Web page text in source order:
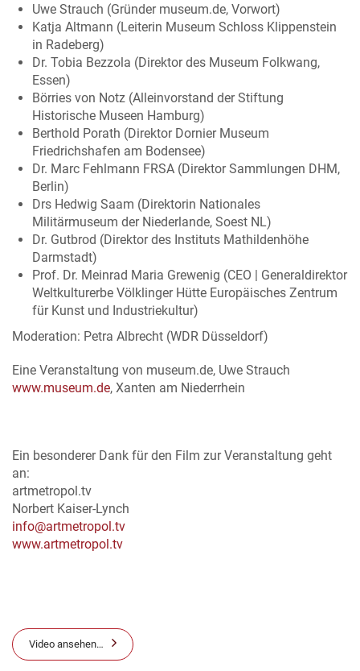
Uwe Strauch (Gründer museum.de, Vorwort)
Katja Altmann (Leiterin Museum Schloss Klippenstein
in Radeberg)
Dr. Tobia Bezzola (Direktor des Museum Folkwang,
Essen)
Börries von Notz (Alleinvorstand der Stiftung
Historische Museen Hamburg)
Berthold Porath (Direktor Dornier Museum
Friedrichshafen am Bodensee)
Dr. Marc Fehlmann FRSA (Direktor Sammlungen DHM,
Berlin)
Drs Hedwig Saam (Direktorin Nationales
Militärmuseum der Niederlande, Soest NL)
Dr. Gutbrod (Direktor des Instituts Mathildenhöhe
Darmstadt)
Prof. Dr. Meinrad Maria Grewenig (CEO | Generaldirektor
Weltkulturerbe Völklinger Hütte Europäisches Zentrum
für Kunst und Industriekultur)
Moderation: Petra Albrecht (WDR Düsseldorf)
Eine Veranstaltung von museum.de, Uwe Strauch
www.museum.de, Xanten am Niederrhein
Ein besonderer Dank für den Film zur Veranstaltung geht
an:
artmetropol.tv
Norbert Kaiser-Lynch
info@artmetropol.tv
www.artmetropol.tv
Video ansehen…